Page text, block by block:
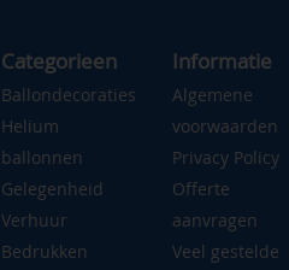
Categorieen
Ballondecoraties
Helium
ballonnen
Gelegenheid
Verhuur
Bedrukken
Informatie
Algemene
voorwaarden
Privacy Policy
Offerte
aanvragen
Veel gestelde